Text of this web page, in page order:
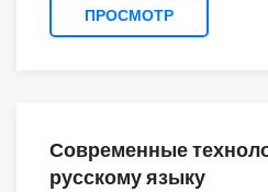
ПРОСМОТР
Современные
русскому языку